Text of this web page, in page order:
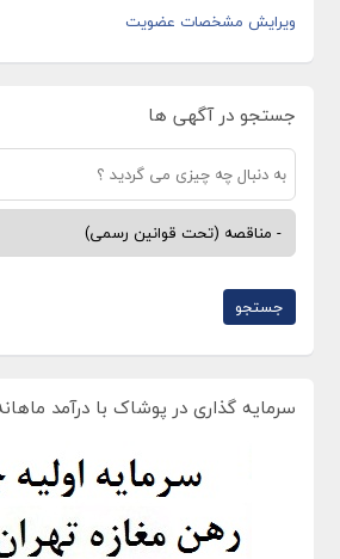
ویرایش مشخصات عضویت
جستجو در آگهی ها
سرمایه گذاری در پوشاک با درآمد ماهانه 30میلیون